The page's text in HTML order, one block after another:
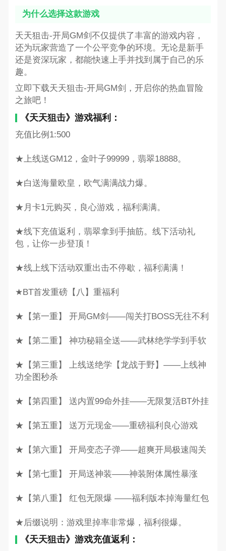
为什么选择这款游戏
天天狙击-开局GM剑不仅提供了丰富的游戏内容，
还为玩家营造了一个公平竞争的环境。无论是新手
还是资深玩家，都能快速上手并找到属于自己的乐
趣。
立即下载天天狙击-开局GM剑，开启你的热血冒险
之旅吧！
《天天狙击》游戏福利：
充值比例1:500
★上线送GM12，金叶子99999，翡翠18888。
★白送海量欧皇，欧气满满战力爆。
★月卡1元购买，良心游戏，福利满满。
★线下充值返利，翡翠拿到手抽筋。线下活动礼
包，让你一步登顶！
★线上线下活动双重出击不停歇，福利满满！
★BT首发重磅【八】重福利
★【第一重】 开局GM剑——闯关打BOSS无往不利
★【第二重】 神功秘籍全送——武林绝学学到手软
★【第三重】 上线送绝学【龙战于野】——上线神
功全图秒杀
★【第四重】 送内置99命外挂——无限复活BT外挂
★【第五重】 送万元现金——重磅福利良心游戏
★【第六重】 开局变态子弹——超爽开局极速闯关
★【第七重】 开局送神装——神装附体属性暴涨
★【第八重】 红包无限爆 ——福利版本掉海量红包
★后缀说明：游戏里掉率非常爆，福利很爆。
《天天狙击》游戏充值返利：